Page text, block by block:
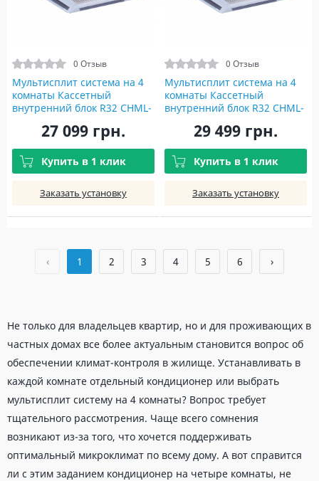
0 Отзыв
Мультисплит система на 4
комнаты Кассетный
внутренний блок R32 CHML-
27 099 грн.
Купить в 1 клик
Заказать установку
0 Отзыв
Мультисплит система на 4
комнаты Кассетный
внутренний блок R32 CHML-
29 499 грн.
Купить в 1 клик
Заказать установку
‹ 1 2 3 4 5 6 ›
Не только для владельцев квартир, но и для проживающих в
частных домах все более актуальным становится вопрос об
обеспечении климат-контроля в жилище. Устанавливать в
каждой комнате отдельный кондиционер или выбрать
мультисплит систему на 4 комнаты? Вопрос требует
тщательного рассмотрения. Чаще всего сомнения
возникают из-за того, что хочется поддерживать
оптимальный микроклимат по всему дому. А вот справится
ли с этим заданием кондиционер на четыре комнаты, не